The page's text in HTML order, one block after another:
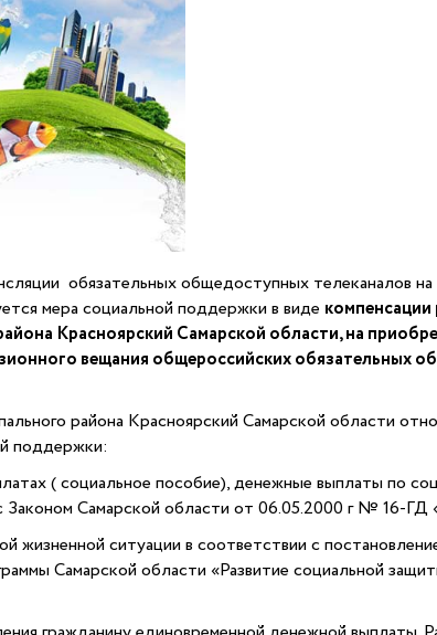
обязательных общедоступных телеканалов
мера социальной поддержки в виде
Красноярский Самарской области, на
вещания общероссийских обязательных
района Красноярский Самарской области
поддержки:
( социальное пособие), денежные выплаты по
Законом Самарской области от 06.05.2000 г № 16-
ситуации в соответствии с
Самарской области «Развитие социальной